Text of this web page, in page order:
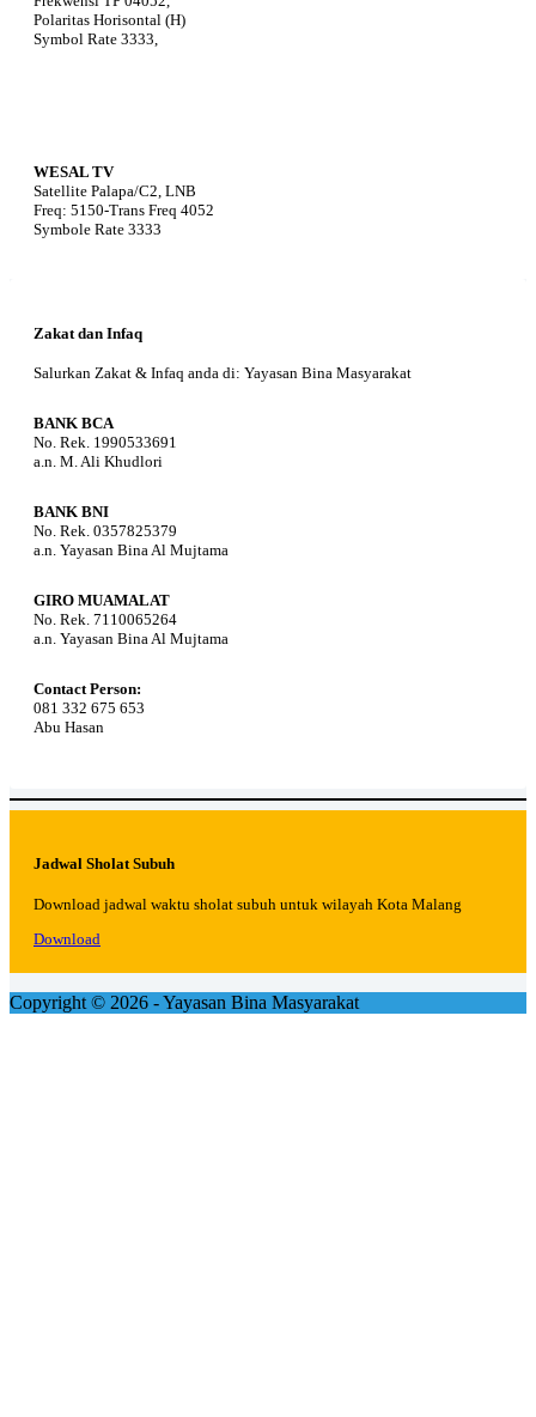
Polaritas Horisontal (H)
Symbol Rate 3333,
WESAL TV
Satellite Palapa/C2, LNB
Freq: 5150-Trans Freq 4052
Symbole Rate 3333
Zakat dan Infaq
Salurkan Zakat & Infaq anda di: Yayasan Bina Masyarakat
BANK BCA
No. Rek. 1990533691
a.n. M. Ali Khudlori
BANK BNI
No. Rek. 0357825379
a.n. Yayasan Bina Al Mujtama
GIRO MUAMALAT
No. Rek. 7110065264
a.n. Yayasan Bina Al Mujtama
Contact Person:
081 332 675 653
Abu Hasan
Jadwal Sholat Subuh
Download jadwal waktu sholat subuh untuk wilayah Kota Malang
Download
Copyright © 2026 - Yayasan Bina Masyarakat